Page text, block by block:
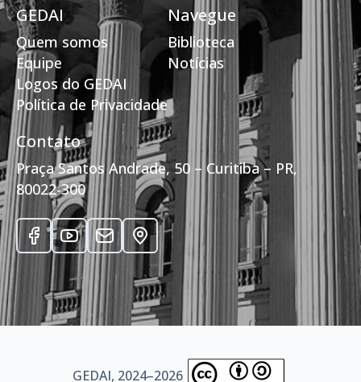
GEDAI
Quem somos
Equipe
Logos do GEDAI
Política de Privacidade
Navegue
Biblioteca
Notícias
Contato
Praça Santos Andrade, 50 – Curitiba – PR,
80022-300
GEDAI, 2024–2026